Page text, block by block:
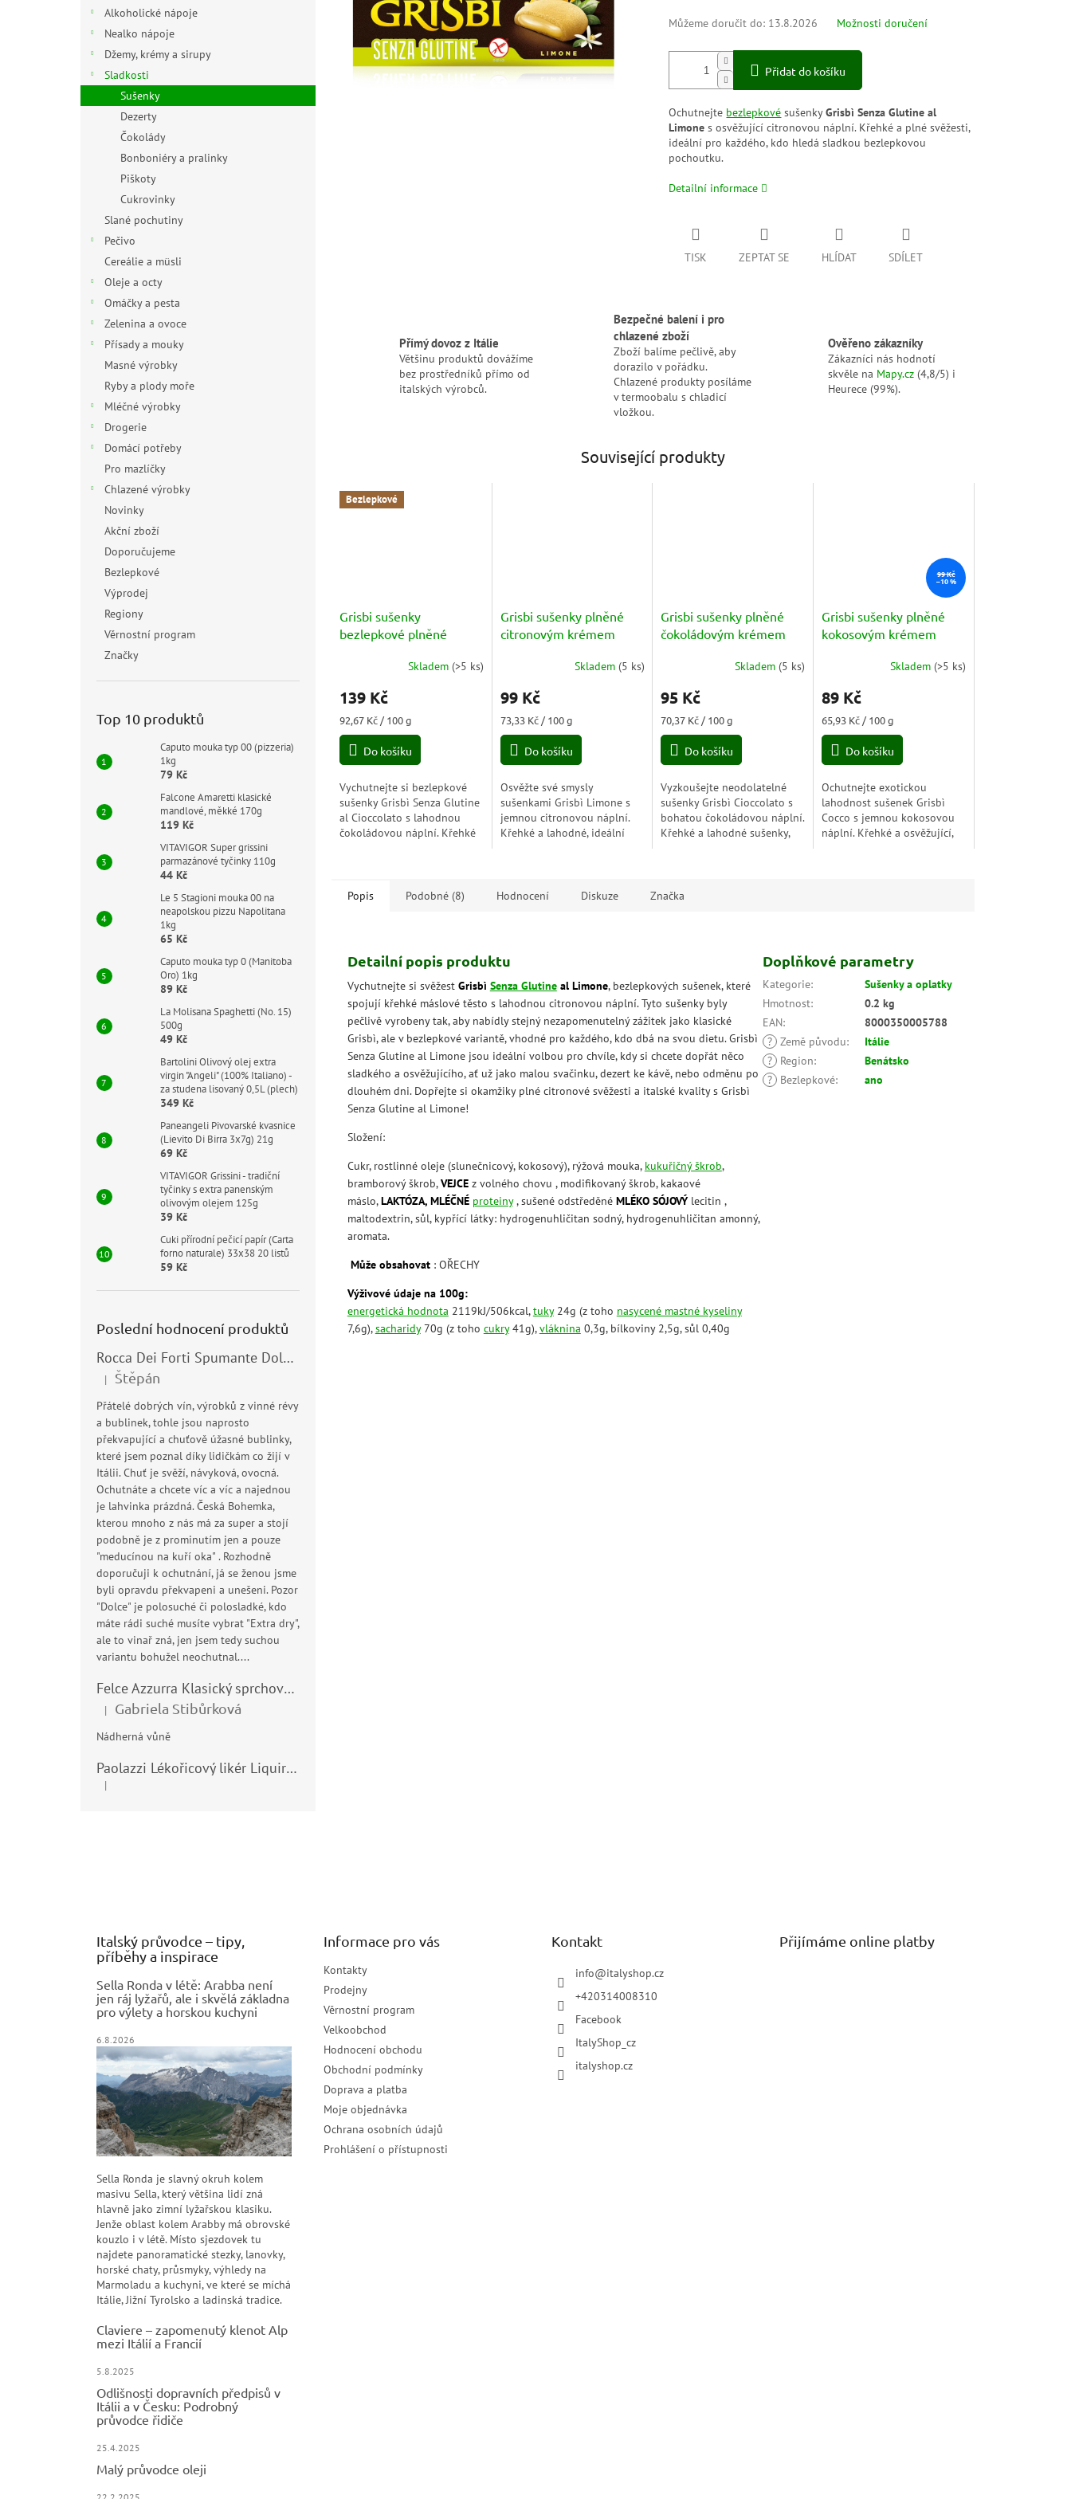
Alkoholické nápoje
Nealko nápoje
Džemy, krémy a sirupy
Sladkosti
Sušenky
Dezerty
Čokolády
Bonboniéry a pralinky
Piškoty
Cukrovinky
Slané pochutiny
Pečivo
Cereálie a müsli
Oleje a octy
Omáčky a pesta
Zelenina a ovoce
Přísady a mouky
Masné výrobky
Ryby a plody moře
Mléčné výrobky
Drogerie
Domácí potřeby
Pro mazlíčky
Chlazené výrobky
Novinky
Akční zboží
Doporučujeme
Bezlepkové
Výprodej
Regiony
Věrnostní program
Značky
Top 10 produktů
Caputo mouka typ 00 (pizzeria)
1kg
79 Kč
Falcone Amaretti klasické
mandlové, měkké 170g
119 Kč
VITAVIGOR Super grissini
parmazánové tyčinky 110g
44 Kč
Le 5 Stagioni mouka 00 na
neapolskou pizzu Napolitana
1kg
65 Kč
Caputo mouka typ 0 (Manitoba
Oro) 1kg
89 Kč
La Molisana Spaghetti (No. 15)
500g
49 Kč
Bartolini Olivový olej extra
virgin "Angeli" (100% Italiano) -
za studena lisovaný 0,5L (plech)
349 Kč
Paneangeli Pivovarské kvasnice
(Lievito Di Birra 3x7g) 21g
69 Kč
VITAVIGOR Grissini - tradiční
tyčinky s extra panenským
olivovým olejem 125g
39 Kč
Cuki přírodní pečicí papír (Carta
forno naturale) 33x38 20 listů
59 Kč
Poslední hodnocení produktů
Rocca Dei Forti Spumante Dolce 11,5% 0,75l
Hodnocení produktu je 5 z 5 hvězdiček.
| Štěpán
Přátelé dobrých vín, výrobků z vinné révy
a bublinek, tohle jsou naprosto
překvapující a chuťově úžasné bublinky,
které jsem poznal díky lidičkám co žijí v
Itálii. Chuť je svěží, návyková, ovocná.
Ochutnáte a chcete víc a víc a najednou
je lahvinka prázdná. Česká Bohemka,
kterou mnoho z nás má za super a stojí
podobně je z prominutím jen a pouze
"meducínou na kuří oka" . Rozhodně
doporučuji k ochutnání, já se ženou jsme
byli opravdu překvapeni a unešeni. Pozor
"Dolce" je polosuché či polosladké, kdo
máte rádi suché musíte vybrat "Extra dry",
ale to vinař zná, jen jsem tedy suchou
variantu bohužel neochutnal....
Felce Azzurra Klasický sprchový gel - doccia gel 400ml
Hodnocení produktu je 5 z 5 hvězdiček.
| Gabriela Stibůrková
Nádherná vůně
Paolazzi Lékořicový likér Liquirizia 24% 0,7L
Hodnocení produktu je 5 z 5 hvězdiček.
|
Můžeme doručit do: 13.8.2026 Možnosti doručení
Přidat do košíku
Ochutnejte bezlepkové sušenkyGrisbì Senza Glutine al
Limone s osvěžující citronovou náplní. Křehké a plné svěžesti,
ideální pro každého, kdo hledá sladkou bezlepkovou
pochoutku.
Detailní informace
TISK ZEPTAT SE HLÍDAT SDÍLET
Přímý dovoz z Itálie
Většinu produktů dovážíme
bez prostředníků přímo od
italských výrobců.
Bezpečné balení i pro
chlazené zboží
Zboží balíme pečlivě, aby
dorazilo v pořádku.
Chlazené produkty posíláme
v termoobalu s chladicí
vložkou.
Ověřeno zákazníky
Zákazníci nás hodnotí
skvěle na Mapy.cz (4,8/5) i
Heurece (99%).
Související produkty
Bezlepkové
Grisbi sušenky
bezlepkové plněné
(Senza Glutine
Cioccolato) 150g
produktu
5,0
5
Skladem (>5 ks)
139 Kč
Měrná
cena:
92,67 Kč / 100 g
Do košíku
Vychutnejte si bezlepkové
sušenky Grisbì Senza Glutine
al Cioccolato s lahodnou
čokoládovou náplní. Křehké
Grisbi sušenky plněné
citronovým krémem
produktu
5,0
5
Skladem (5 ks)
99 Kč
Měrná
cena:
73,33 Kč / 100 g
Do košíku
Osvěžte své smysly
sušenkami Grisbì Limone s
jemnou citronovou náplní.
Křehké a lahodné, ideální
Grisbi sušenky plněné
čokoládovým krémem
produktu
5,0
5
Skladem(5 ks)
95 Kč
Měrná
cena:
70,37 Kč / 100 g
Do košíku
Vyzkoušejte neodolatelné
sušenky Grisbì Cioccolato s
bohatou čokoládovou náplní.
Křehké a lahodné sušenky,
99 Kč
–10 %
Grisbi sušenky plněné
kokosovým krémem
Skladem(>5 ks)
89 Kč
Měrná
cena:
65,93 Kč / 100 g
Do košíku
Ochutnejte exotickou
lahodnost sušenek Grisbì
Cocco s jemnou kokosovou
náplní. Křehké a osvěžující,
Popis Podobné (8) Hodnocení Diskuze Značka
Detailní popis produktu
Vychutnejte si svěžest Grisbì Senza Glutineal Limone, bezlepkových sušenek, které
spojují křehké máslové těsto s lahodnou citronovou náplní. Tyto sušenky byly
pečlivě vyrobeny tak, aby nabídly stejný nezapomenutelný zážitek jako klasické
Grisbì, ale v bezlepkové variantě, vhodné pro každého, kdo dbá na svou dietu. Grisbì
Senza Glutine al Limone jsou ideální volbou pro chvíle, kdy si chcete dopřát něco
sladkého a osvěžujícího, ať už jako malou svačinku, dezert ke kávě, nebo odměnu po
dlouhém dni. Dopřejte si okamžiky plné citronové svěžesti a italské kvality s Grisbì
Senza Glutine al Limone!
Složení:
Cukr, rostlinné oleje (slunečnicový, kokosový), rýžová mouka, kukuřičný škrob,
bramborový škrob, VEJCE z volného chovu , modifikovaný škrob, kakaové
máslo, LAKTÓZA, MLÉČNÉ proteiny , sušené odstředěné MLÉKO SÓJOVÝ lecitin ,
maltodextrin, sůl, kypřící látky: hydrogenuhličitan sodný, hydrogenuhličitan amonný,
aromata.
Může obsahovat : OŘECHY
Výživové údaje na 100g:
energetická hodnota 2119kJ/506kcal,tuky24g (z toho nasycené mastné kyseliny
7,6g),sacharidy70g (z toho cukry41g),vláknina 0,3g, bílkoviny 2,5g, sůl 0,40g
Doplňkové parametry
Kategorie:
Sušenky a oplatky
Hmotnost:
0.2 kg
EAN:
8000350005788
? Země původu:
Itálie
?
Region:
Benátsko
?
Bezlepkové: ano
Italský průvodce – tipy,
příběhy a inspirace
Sella Ronda v létě: Arabba není
jen ráj lyžařů, ale i skvělá základna
pro výlety a horskou kuchyni
6.8.2026
Sella Ronda je slavný okruh kolem
masivu Sella, který většina lidí zná
hlavně jako zimní lyžařskou klasiku.
Jenže oblast kolem Arabby má obrovské
kouzlo i v létě. Místo sjezdovek tu
najdete panoramatické stezky, lanovky,
horské chaty, průsmyky, výhledy na
Marmoladu a kuchyni, ve které se míchá
Itálie, Jižní Tyrolsko a ladinská tradice.
Claviere – zapomenutý klenot Alp
mezi Itálií a Francií
5.8.2025
Odlišnosti dopravních předpisů v
Itálii a v Česku: Podrobný
průvodce řidiče
25.4.2025
Malý průvodce oleji
Informace pro vás
Kontakty
Prodejny
Věrnostní program
Velkoobchod
Hodnocení obchodu
Obchodní podmínky
Doprava a platba
Moje objednávka
Ochrana osobních údajů
Prohlášení o přístupnosti
Kontakt
info@italyshop.cz
+420314008310
Facebook
ItalyShop_cz
italyshop.cz
Přijímáme online platby